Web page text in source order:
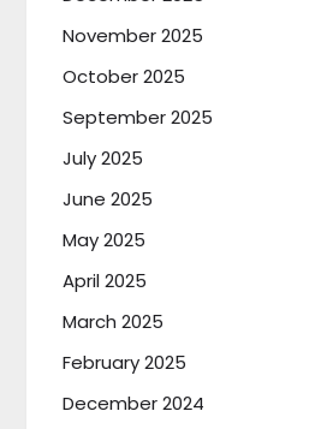
November 2025
October 2025
September 2025
July 2025
June 2025
May 2025
April 2025
March 2025
February 2025
December 2024